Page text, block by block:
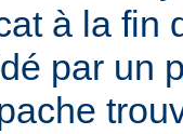
à la fin
par un